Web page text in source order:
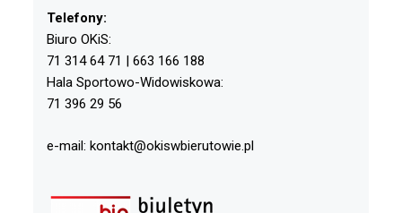
Telefony:
Biuro OKiS:
71 314 64 71 | 663 166 188
Hala Sportowo-Widowiskowa:
71 396 29 56
e-mail: kontakt@okiswbierutowie.pl